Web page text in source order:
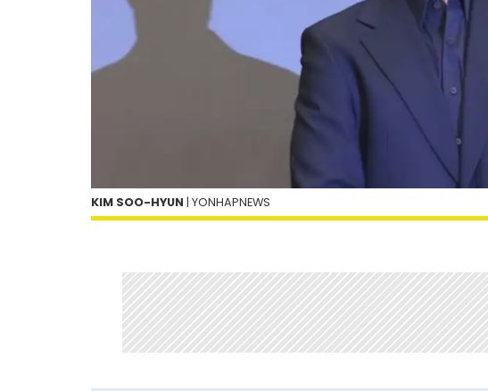
KIM SOO-HYUN | YONHAPNEWS